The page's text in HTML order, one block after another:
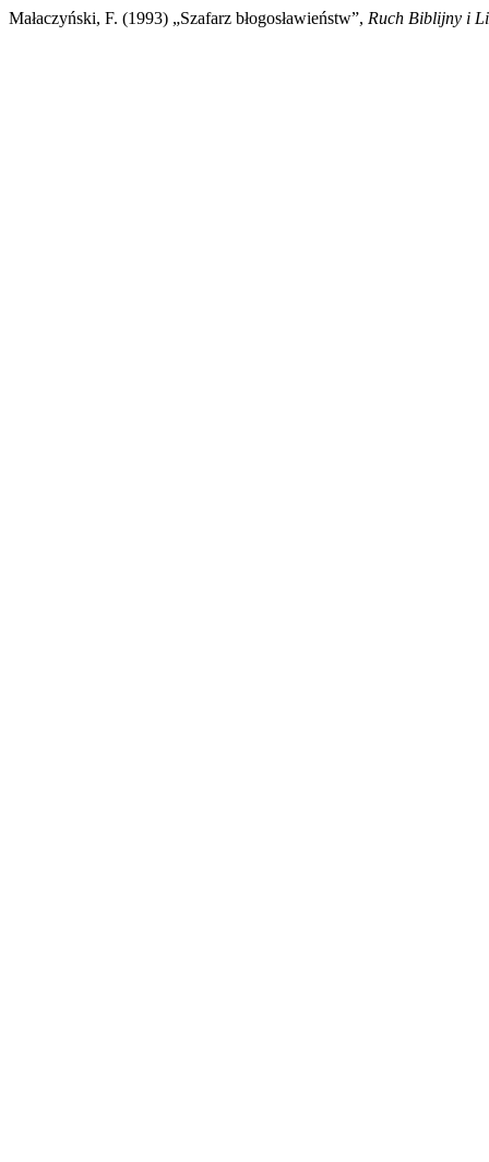
Małaczyński, F. (1993) „Szafarz błogosławieństw”, Ruch Biblijny i